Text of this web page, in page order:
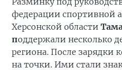
федерации спортивной
Херсонской области
поддержали несколько
региона. После зарядки
на точки. Ими стали